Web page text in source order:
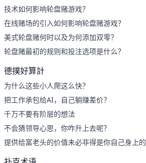
技术如何影响轮盘赌游戏？
在线赌场的引入如何影响轮盘赌游戏？
美式轮盘赌何时以及为何添加双零？
轮盘赌最初的规则和投注选项是什么？
德撲好算計
为什么这些小人爬这么快？
把工作承包给AI，自己躺赚差价？
千万不要有阶层的想法
不会猜领导心思，你咋升上去呢？
提供给富老头的价值未必非得是你自己身上的